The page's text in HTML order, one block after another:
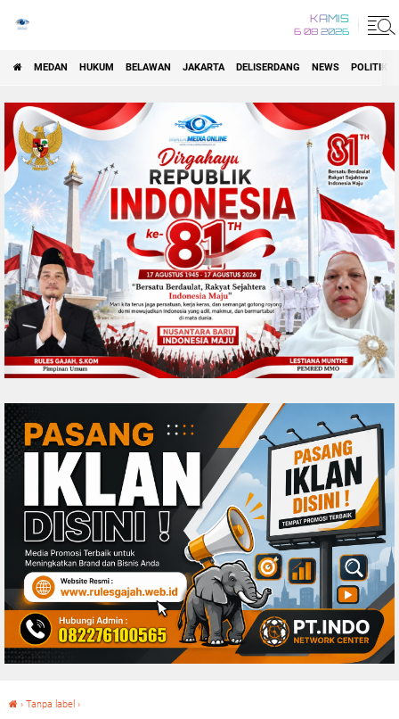
KAMIS
6 08 2026
MEDAN HUKUM BELAWAN JAKARTA DELISERDANG NEWS POLITIK
› Tanpa label ›